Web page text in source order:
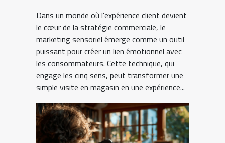
Dans un monde où l'expérience client devient
le cœur de la stratégie commerciale, le
marketing sensoriel émerge comme un outil
puissant pour créer un lien émotionnel avec
les consommateurs. Cette technique, qui
engage les cinq sens, peut transformer une
simple visite en magasin en une expérience...